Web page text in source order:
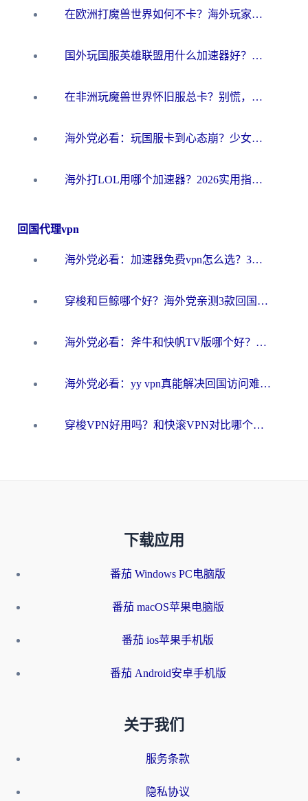
在欧洲打魔兽世界如何不卡？海外玩家的国服游戏加速终极攻略
国外玩国服英雄联盟用什么加速器好？海外党亲测有效的国服游戏加速指南
在非洲玩魔兽世界怀旧服总卡？别慌，这份指南帮你丝滑开荒
海外党必看：玩国服卡到心态崩？少女前线云图计划加速器免费推荐+碧蓝航线足球世界流畅攻略
海外打LOL用哪个加速器？2026实用指南：从延迟到设备适配，一篇解决你的国服游戏痛点
回国代理vpn
海外党必看：加速器免费vpn怎么选？3步教你无缝访问国内资源
穿梭和巨鲸哪个好？海外党亲测3款回国加速器，教你避开90%的坑
海外党必看：斧牛和快帆TV版哪个好？3分钟选对回国加速器，无缝刷B站、追热剧
海外党必看：yy vpn真能解决回国访问难题？附云极initap测评+免费方案对比
穿梭VPN好用吗？和快滚VPN对比哪个回国效果更好？海外党选回国加速器必看指南
下载应用
番茄 Windows PC电脑版
番茄 macOS苹果电脑版
番茄 ios苹果手机版
番茄 Android安卓手机版
关于我们
服务条款
隐私协议